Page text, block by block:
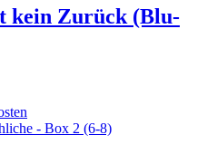
kein Zurück (Blu-